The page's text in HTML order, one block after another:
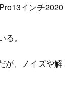
インチ2020
。
が、ノイズや解